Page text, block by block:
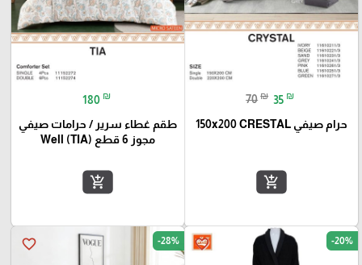
70 ₪ 35 ₪
حرام صيفي 150x200 CRESTAL
add_shopping_cart
180 ₪
طقم غطاء سرير / حرامات صيفي
مجوز 6 قطع Well (TIA)
add_shopping_cart
favorite_border -20%
favorite_border -28%